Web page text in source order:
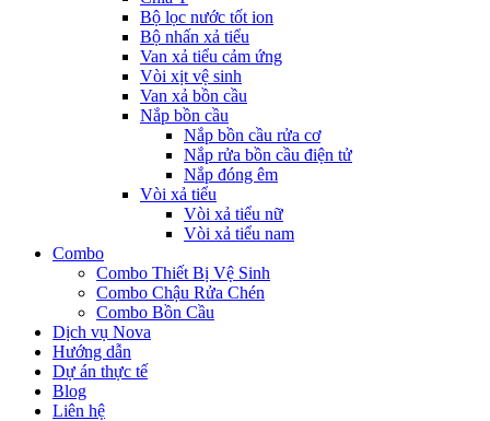
Bộ lọc nước tốt ion
Bộ nhấn xả tiểu
Van xả tiểu cảm ứng
Vòi xịt vệ sinh
Van xả bồn cầu
Nắp bồn cầu
Nắp bồn cầu rửa cơ
Nắp rửa bồn cầu điện tử
Nắp đóng êm
Vòi xả tiểu
Vòi xả tiểu nữ
Vòi xả tiểu nam
Combo
Combo Thiết Bị Vệ Sinh
Combo Chậu Rửa Chén
Combo Bồn Cầu
Dịch vụ Nova
Hướng dẫn
Dự án thực tế
Blog
Liên hệ